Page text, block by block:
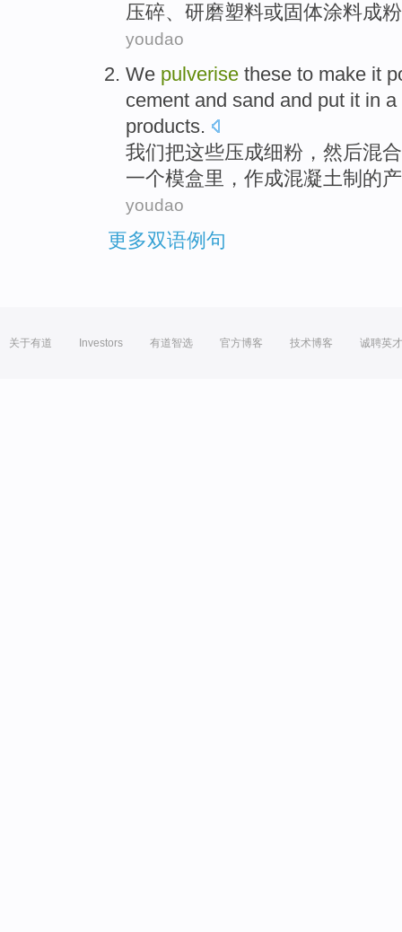
压碎、 研磨塑料或 固体涂料成
youdao
We pulverise these to make it
cement and sand and put it in a
products.
我们把这些压成细粉，然后混合
一个模盒里， 作成混凝土制的
youdao
更多双语例句
关于有道 Investors 有道智选 官方博客 技术博客 诚聘英才